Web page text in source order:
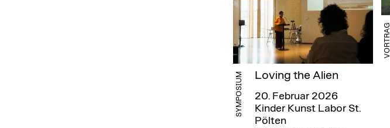
VORTRAG
SYMPOSIUM Loving the Alien
20. Februar 2026
Kinder Kunst Labor St.
Pölten